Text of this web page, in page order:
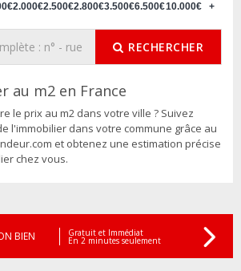
2.000€2.500€2.800€3.500€6.500€10.000€ +
RECHERCHER
au m2 en France
le prix au m2 dans votre ville ? Suivez
l'immobilier dans votre commune grâce au
et obtenez une estimation précise
chez vous.
BIEN Gratuit et Immédiat
En 2 minutes seulement